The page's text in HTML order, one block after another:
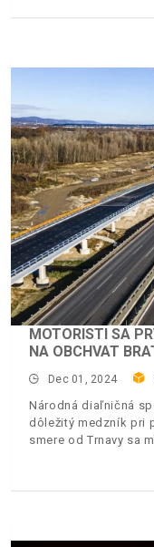
MOTORISTI SA
NA OBCHVAT
Dec 01, 2024
Národná diaľničná
dôležitý medzník pri
smere od Trnavy sa